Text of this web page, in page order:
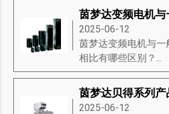
2025-06-12
茵梦达变频电机与一
相比有哪些区别？...
2025-06-12